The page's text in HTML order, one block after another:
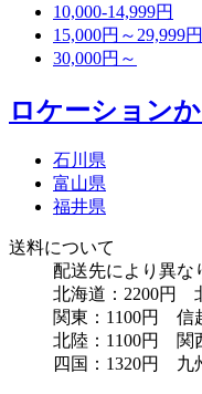
10,000-14,999円
15,000円～29,999円
30,000円～
ロケーション
石川県
富山県
福井県
送料について
配送先により異な
北海道：2200円
関東：1100円 信
北陸：1100円 関
四国：1320円 九